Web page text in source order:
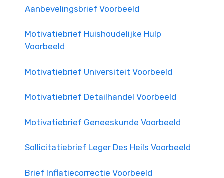
Aanbevelingsbrief Voorbeeld
Motivatiebrief Huishoudelijke Hulp
Voorbeeld
Motivatiebrief Universiteit Voorbeeld
Motivatiebrief Detailhandel Voorbeeld
Motivatiebrief Geneeskunde Voorbeeld
Sollicitatiebrief Leger Des Heils Voorbeeld
Brief Inflatiecorrectie Voorbeeld